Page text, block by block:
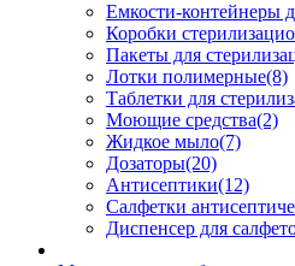
Емкости-контейнеры
Коробки
Пакеты для
Лотки полимерные(8)
Таблетки для
Моющие средства(2)
Жидкое мыло(7)
Дозаторы(20)
Антисептики(12)
Салфетки
Диспенсер для